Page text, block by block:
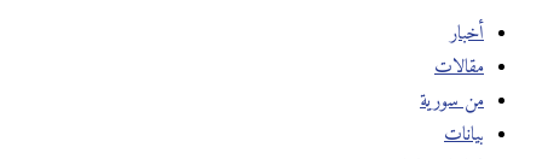
أخبار
مقالات
من سورية
بيانات